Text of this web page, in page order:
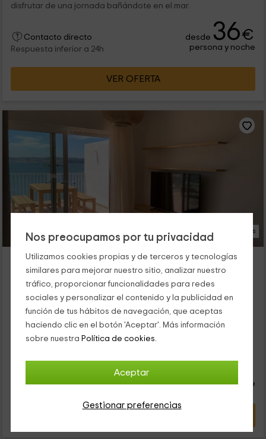
Nos preocupamos por tu privacidad
Utilizamos cookies propias y de terceros y tecnologías
similares para mejorar nuestro sitio, analizar nuestro
tráfico, proporcionar funcionalidades para redes
sociales y personalizar el contenido y la publicidad en
función de tus hábitos de navegación, que aceptas
haciendo clic en el botón 'Aceptar'. Más información
sobre nuestra Política de cookies.
Aceptar
Gestionar preferencias
disfrutar de una jornada bañándote en el mar.
Contacto directo
Respuesta inferior a 24h
desde 36€
persona y noche
VER OFERTA
21 Fotos
OK The Way- Perbes Playa
Pontedeume, A Coruña
0 opiniones
Alquiler íntegro
2 habitaciones
6 personas
1 baños
Estamos frente a la playa de Boebre, a la que te va a costar
llegar apenas un minuto andando.
Respuesta superior a 72h
40
persona y noche